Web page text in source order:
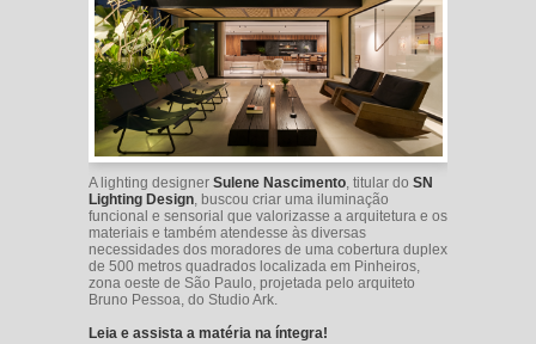
A lighting designer Sulene Nascimento, titular do SN
Lighting Design, buscou criar uma iluminação
funcional e sensorial que valorizasse a arquitetura e os
materiais e também atendesse às diversas
necessidades dos moradores de uma cobertura duplex
de 500 metros quadrados localizada em Pinheiros,
zona oeste de São Paulo, projetada pelo arquiteto
Bruno Pessoa, do Studio Ark.
Leia e assista a matéria na íntegra!